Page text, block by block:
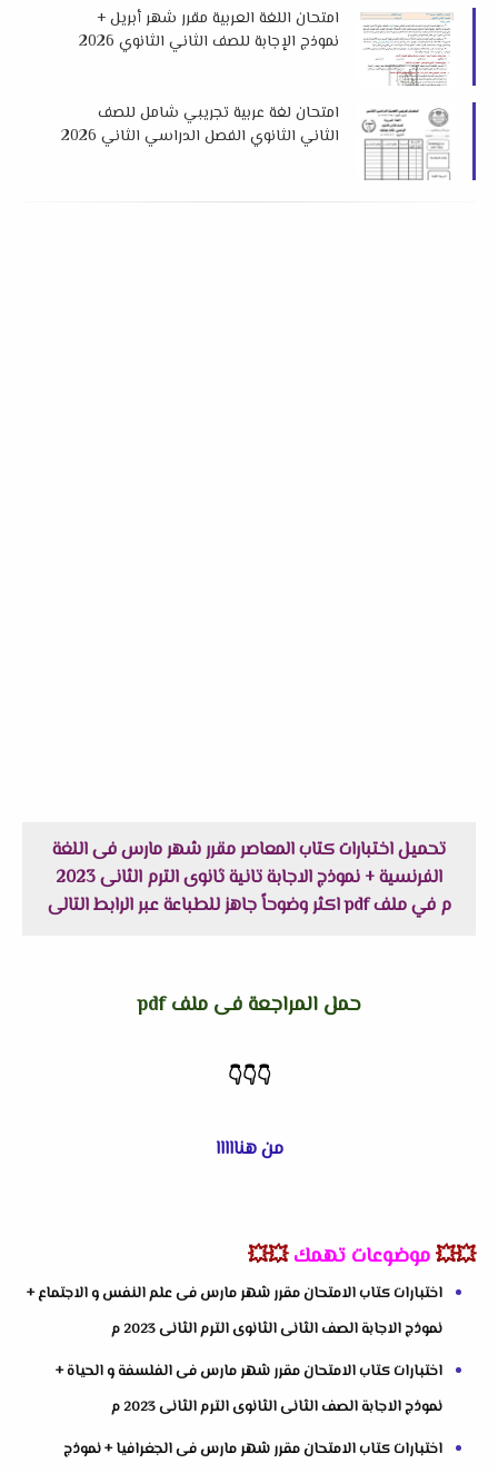
امتحان اللغة العربية مقرر شهر أبريل +
نموذج الإجابة للصف الثاني الثانوي 2026
امتحان لغة عربية تجريبي شامل للصف
الثاني الثانوي الفصل الدراسي الثاني 2026
تحميل اختبارات كتاب المعاصر مقرر شهر مارس فى اللغة
الفرنسية + نموذج الاجابة تانية ثانوى الترم الثانى 2023
م في ملف pdf اكثر وضوحاً جاهز للطباعة عبر الرابط التالى
حمل المراجعة فى ملف pdf
👇
👇
👇
من هنااااا
💥💥موضوعات تهمك 💥💥
اختبارات كتاب الامتحان مقرر شهر مارس فى علم النفس و الاجتماع +
نموذج الاجابة الصف الثانى الثانوى الترم الثانى 2023 م
اختبارات كتاب الامتحان مقرر شهر مارس فى الفلسفة و الحياة +
نموذج الاجابة الصف الثانى الثانوى الترم الثانى 2023 م
اختبارات كتاب الامتحان مقرر شهر مارس فى الجغرافيا + نموذج